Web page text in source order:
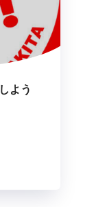
よう